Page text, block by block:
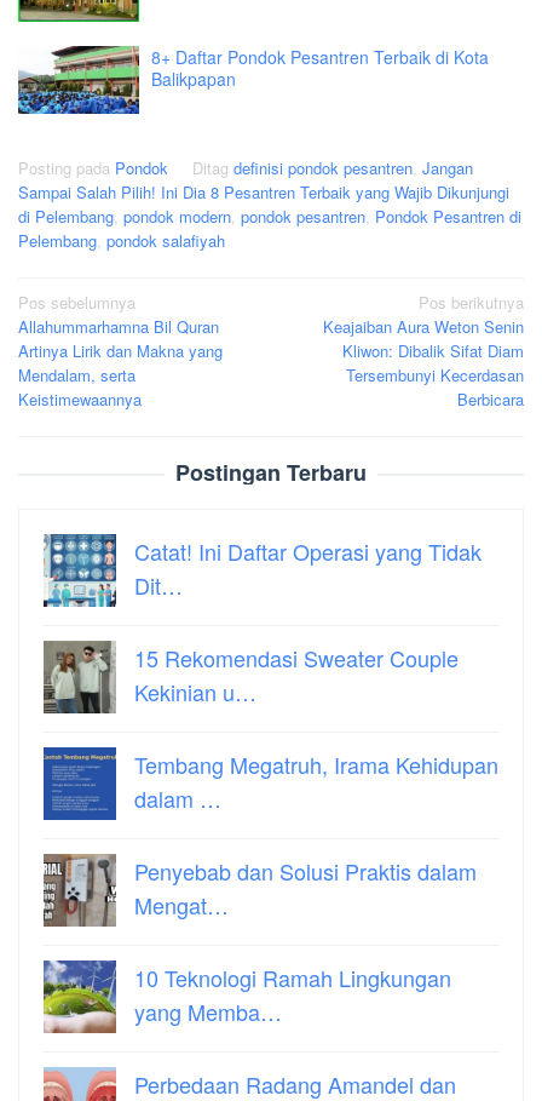
8+ Daftar Pondok Pesantren Terbaik di Kota
Balikpapan
Posting pada Pondok Ditag definisi pondok pesantren, Jangan
Sampai Salah Pilih! Ini Dia 8 Pesantren Terbaik yang Wajib Dikunjungi
di Pelembang, pondok modern, pondok pesantren, Pondok Pesantren di
Pelembang, pondok salafiyah
Navigasi
pos
Pos sebelumnya
Allahummarhamna Bil Quran
Artinya Lirik dan Makna yang
Mendalam, serta
Keistimewaannya
Pos berikutnya
Keajaiban Aura Weton Senin
Kliwon: Dibalik Sifat Diam
Tersembunyi Kecerdasan
Berbicara
Postingan Terbaru
Catat! Ini Daftar Operasi yang Tidak
Dit…
15 Rekomendasi Sweater Couple
Kekinian u…
Tembang Megatruh, Irama Kehidupan
dalam …
Penyebab dan Solusi Praktis dalam
Mengat…
10 Teknologi Ramah Lingkungan
yang Memba…
Perbedaan Radang Amandel dan